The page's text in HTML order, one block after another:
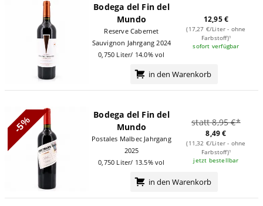
Bodega del Fin del
Mundo
Reserve Cabernet
Sauvignon Jahrgang 2024
0,750 Liter/ 14.0% vol
12,95 €
(17,27 €/Liter - ohne
Farbstoff)¹
sofort verfügbar
in den Warenkorb
-5%
Bodega del Fin del
Mundo
Postales Malbec Jahrgang
2025
0,750 Liter/ 13.5% vol
statt 8,95 €*
8,49 €
(11,32 €/Liter - ohne
Farbstoff)¹
jetzt bestellbar
in den Warenkorb